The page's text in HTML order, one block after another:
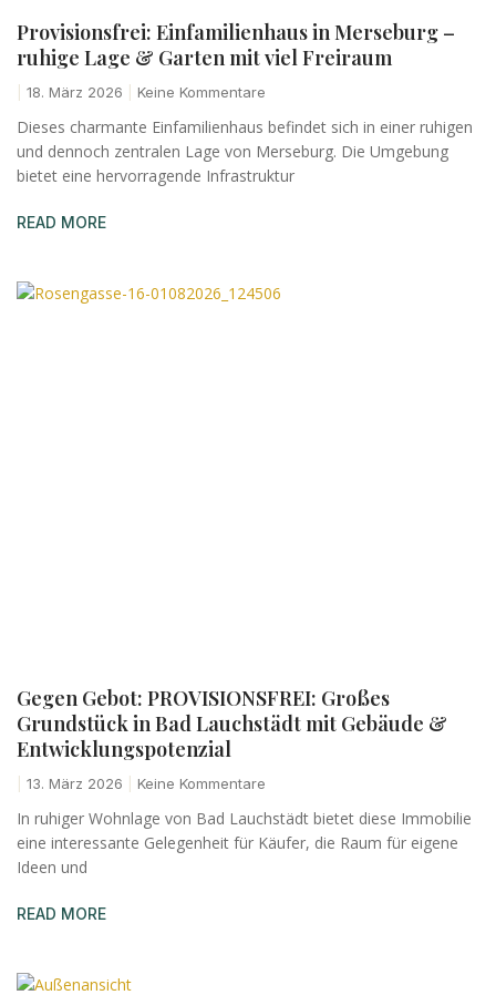
Provisionsfrei: Einfamilienhaus in Merseburg –
ruhige Lage & Garten mit viel Freiraum
18. März 2026 Keine Kommentare
Dieses charmante Einfamilienhaus befindet sich in einer ruhigen
und dennoch zentralen Lage von Merseburg. Die Umgebung
bietet eine hervorragende Infrastruktur
READ MORE
Gegen Gebot: PROVISIONSFREI: Großes
Grundstück in Bad Lauchstädt mit Gebäude &
Entwicklungspotenzial
13. März 2026 Keine Kommentare
In ruhiger Wohnlage von Bad Lauchstädt bietet diese Immobilie
eine interessante Gelegenheit für Käufer, die Raum für eigene
Ideen und
READ MORE